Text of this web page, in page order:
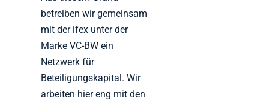
betreiben wir gemeinsam
mit der ifex unter der
Marke VC-BW ein
Netzwerk für
Beteiligungskapital. Wir
arbeiten hier eng mit den